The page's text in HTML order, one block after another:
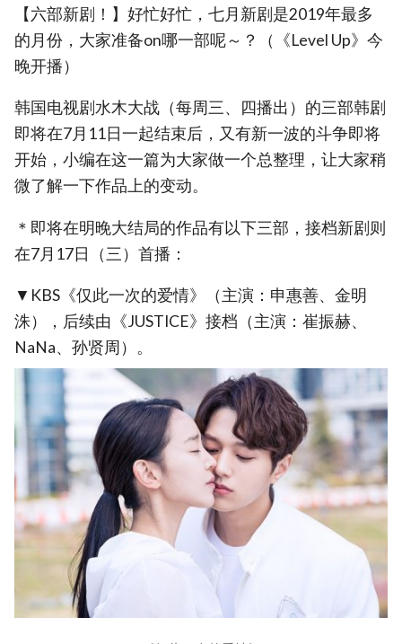
【六部新剧！】好忙好忙，七月新剧是2019年最多
的月份，大家准备on哪一部呢～？（《Level Up》今
晚开播）
韩国电视剧水木大战（每周三、四播出）的三部韩剧
即将在7月11日一起结束后，又有新一波的斗争即将
开始，小编在这一篇为大家做一个总整理，让大家稍
微了解一下作品上的变动。
＊即将在明晚大结局的作品有以下三部，接档新剧则
在7月17日（三）首播：
▼KBS《仅此一次的爱情》（主演：申惠善、金明
洙），后续由《JUSTICE》接档（主演：崔振赫、
NaNa、孙贤周）。